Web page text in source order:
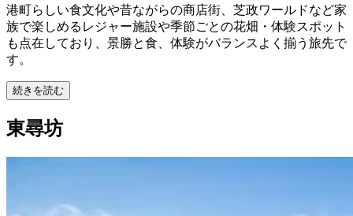
港町らしい食文化や昔ながらの商店街、芝政ワールドなど家
族で楽しめるレジャー施設や季節ごとの花畑・体験スポット
も点在しており、景勝と食、体験がバランスよく揃う旅先で
す。
続きを読む
東尋坊